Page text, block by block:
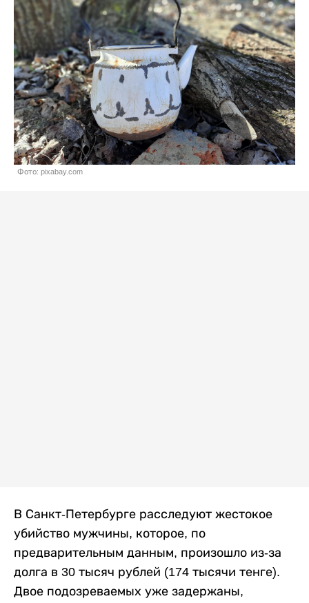
Фото: pixabay.com
В Санкт-Петербурге расследуют жестокое
убийство мужчины, которое, по
предварительным данным, произошло из-за
долга в 30 тысяч рублей (174 тысячи тенге).
Двое подозреваемых уже задержаны,